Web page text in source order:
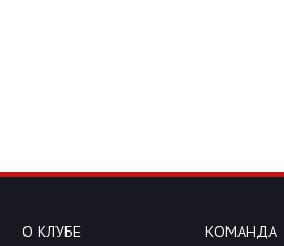
О КЛУБЕ КОМАНДА